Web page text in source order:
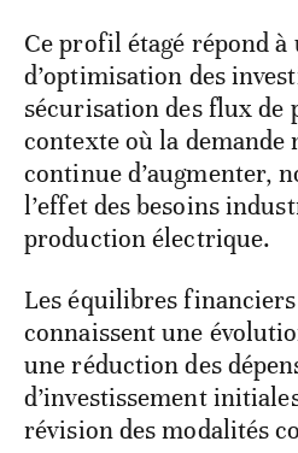
Ce profil étagé répond à
d’optimisation des
sécurisation des flux de
contexte où la demande
continue d’augmenter,
l’effet des besoins
production électrique.
Les équilibres
connaissent une
une réduction des
d’investissement
révision des modalités